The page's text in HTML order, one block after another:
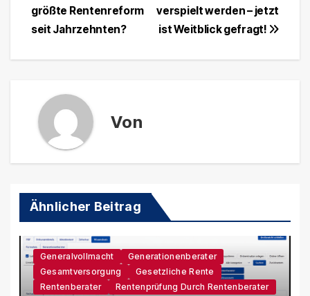
verspielt werden – jetzt
ist Weitblick gefragt!
größte Rentenreform
seit Jahrzehnten?
Von
Ähnlicher Beitrag
Generalvollmacht
Generationenberater
Gesamtversorgung
Gesetzliche Rente
Rentenberater
Rentenprüfung Durch Rentenberater